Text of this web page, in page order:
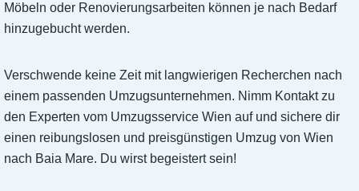
Möbeln oder Renovierungsarbeiten können je nach Bedarf
hinzugebucht werden.
Verschwende keine Zeit mit langwierigen Recherchen nach
einem passenden Umzugsunternehmen. Nimm Kontakt zu
den Experten vom Umzugsservice Wien auf und sichere dir
einen reibungslosen und preisgünstigen Umzug von Wien
nach Baia Mare. Du wirst begeistert sein!